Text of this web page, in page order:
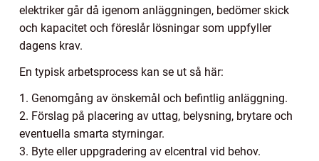
elektriker går då igenom anläggningen, bedömer skick
och kapacitet och föreslår lösningar som uppfyller
dagens krav.
En typisk arbetsprocess kan se ut så här:
1. Genomgång av önskemål och befintlig anläggning.
2. Förslag på placering av uttag, belysning, brytare och
eventuella smarta styrningar.
3. Byte eller uppgradering av elcentral vid behov.